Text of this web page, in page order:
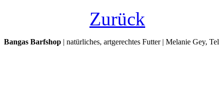
Zurück
Bangas Barfshop | natürliches, artgerechtes Futter | Melanie Gey,